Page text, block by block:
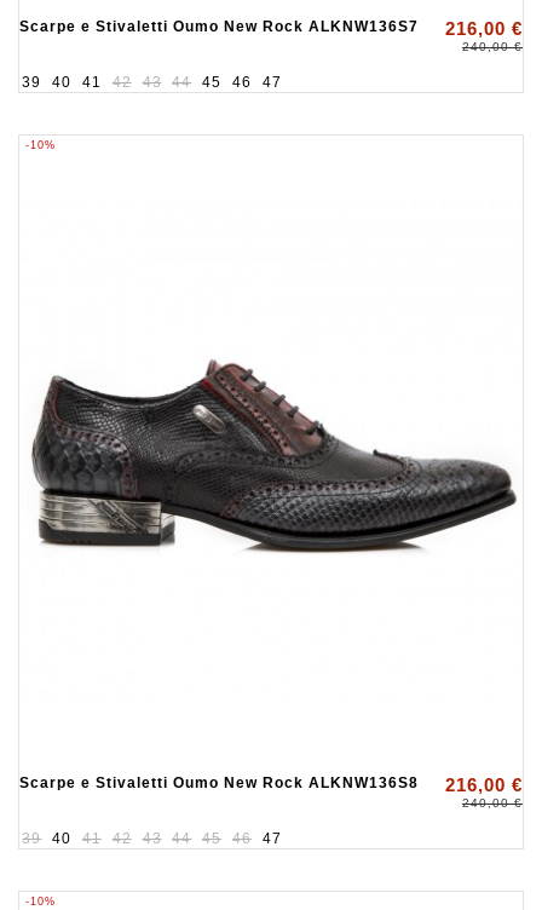
Scarpe e Stivaletti Oumo New Rock ALKNW136S7 216,00 €
240,00 €
39 40 41 42 43 44 45 46 47
-10%
Scarpe e Stivaletti Oumo New Rock ALKNW136S8 216,00 €
240,00 €
39 40 41 42 43 44 45 46 47
-10%